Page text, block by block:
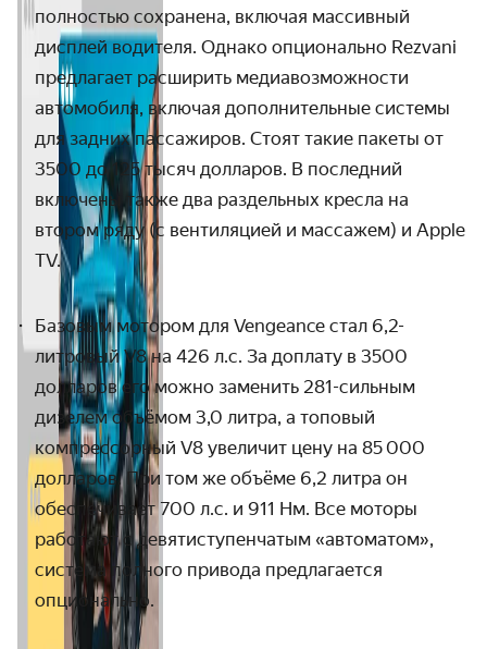
полностью сохранена, включая массивный
дисплей водителя. Однако опционально Rezvani
предлагает расширить медиавозможности
автомобиля, включая дополнительные системы
для задних пассажиров. Стоят такие пакеты от
3500 до 125 тысяч долларов. В последний
включены также два раздельных кресла на
втором ряду (с вентиляцией и массажем) и Apple
TV.
Базовым мотором для Vengeance стал 6,2-
литровый V8 на 426 л.с. За доплату в 3500
долларов его можно заменить 281-сильным
дизелем объёмом 3,0 литра, а топовый
компрессорный V8 увеличит цену на 85 000
долларов. При том же объёме 6,2 литра он
обеспечивает 700 л.с. и 911 Нм. Все моторы
работают с девятиступенчатым «автоматом»,
система полного привода предлагается
опционально.